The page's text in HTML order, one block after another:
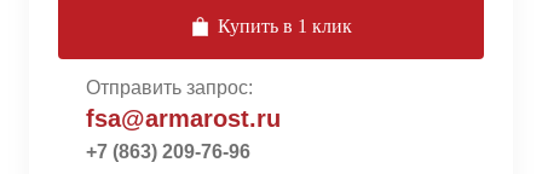
Купить в 1 клик
Отправить запрос:
fsa@armarost.ru
+7 (863) 209-76-96